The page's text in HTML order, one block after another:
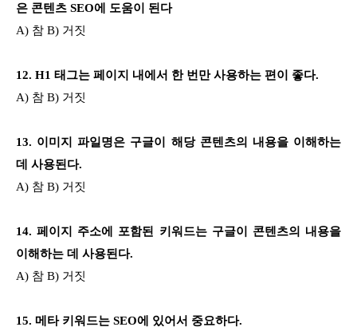
은 콘텐츠 SEO에 도움이 된다
A) 참 B) 거짓
12. H1 태그는 페이지 내에서 한 번만 사용하는 편이 좋다.
A) 참 B) 거짓
13. 이미지 파일명은 구글이 해당 콘텐츠의 내용을 이해하는
데 사용된다.
A) 참 B) 거짓
14. 페이지 주소에 포함된 키워드는 구글이 콘텐츠의 내용을
이해하는 데 사용된다.
A) 참 B) 거짓
15. 메타 키워드는 SEO에 있어서 중요하다.